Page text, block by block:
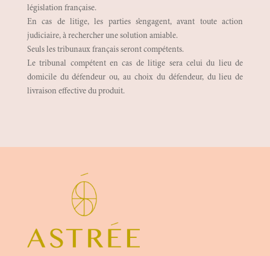
législation française.
En cas de litige, les parties s’engagent, avant toute action
judiciaire, à rechercher une solution amiable.
Seuls les tribunaux français seront compétents.
Le tribunal compétent en cas de litige sera celui du lieu de
domicile du défendeur ou, au choix du défendeur, du lieu de
livraison effective du produit.